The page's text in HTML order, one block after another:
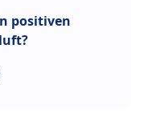
positiven